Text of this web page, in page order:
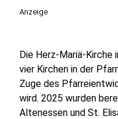
Anzeige
Die Herz-Mariä-
vier Kirchen in der
Zuge des
wird. 2025 wurden
Altenessen und St.